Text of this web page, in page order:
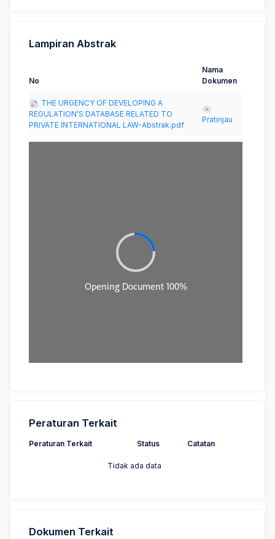
Lampiran Abstrak
No
Nama
Dokumen
THE URGENCY OF DEVELOPING A
REGULATION’S DATABASE RELATED TO
PRIVATE INTERNATIONAL LAW-Abstrak.pdf
Pratinjau
Peraturan Terkait
Peraturan Terkait Status Catatan
Tidak ada data
Dokumen Terkait